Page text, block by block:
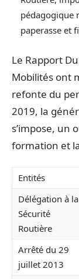
pédagogique
paperasse et
Le Rapport
Mobilités ont
refonte du
2019, la
s’impose, un
formation et
Entités
Délégation à la
Sécurité
Routière
Arrêté du 29
juillet 2013